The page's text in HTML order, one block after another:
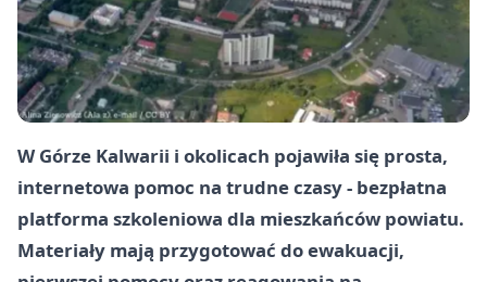
W Górze Kalwarii i okolicach pojawiła się prosta,
internetowa pomoc na trudne czasy - bezpłatna
platforma szkoleniowa dla mieszkańców powiatu.
Materiały mają przygotować do ewakuacji,